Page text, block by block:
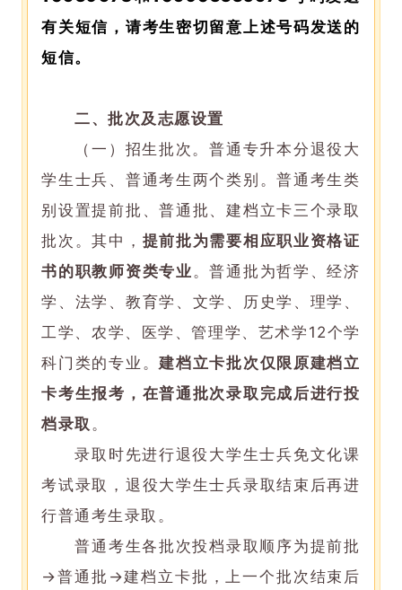
有关短信，请考生密切留意上述号码发送的
短信。
二、批次及志愿设置
（一）招生批次。普通专升本分退役大
学生士兵、普通考生两个类别。普通考生类
别设置提前批、普通批、建档立卡三个录取
批次。其中， 提前批为需要相应职业资格证
书的职教师资类专业。普通批为哲学、经济
学、法学、教育学、文学、历史学、理学、
工学、农学、医学、管理学、艺术学12个学
科门类的专业。建档立卡批次仅限原建档立
卡考生报考，在普通批次录取完成后进行投
档录取 。
录取时先进行退役大学生士兵免文化课
考试录取，退役大学生士兵录取结束后再进
行普通考生录取。
普通考生各批次投档录取顺序为提前批
→普通批→建档立卡批，上一个批次结束后